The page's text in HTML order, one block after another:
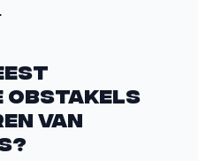
obstakels
van